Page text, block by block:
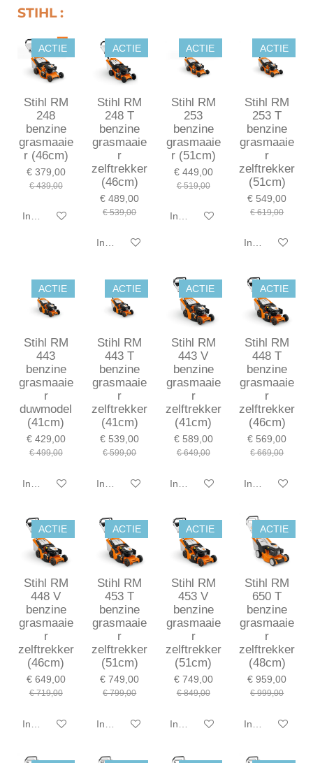
STIHL :
ACTIE
Stihl RM
248
benzine
grasmaaie
r (46cm)
€ 379,00
€ 439,00
In winkelwagen
ACTIE
Stihl RM
248 T
benzine
grasmaaie
r
zelftrekker
(46cm)
€ 489,00
€ 539,00
In winkelwagen
ACTIE
Stihl RM
253
benzine
grasmaaie
r (51cm)
€ 449,00
€ 519,00
In winkelwagen
ACTIE
Stihl RM
253 T
benzine
grasmaaie
r
zelftrekker
(51cm)
€ 549,00
€ 619,00
In winkelwagen
ACTIE
Stihl RM
443
benzine
grasmaaie
r
duwmodel
(41cm)
€ 429,00
€ 499,00
In winkelwagen
ACTIE
Stihl RM
443 T
benzine
grasmaaie
r
zelftrekker
(41cm)
€ 539,00
€ 599,00
In winkelwagen
ACTIE
Stihl RM
443 V
benzine
grasmaaie
r
zelftrekker
(41cm)
€ 589,00
€ 649,00
In winkelwagen
ACTIE
Stihl RM
448 T
benzine
grasmaaie
r
zelftrekker
(46cm)
€ 569,00
€ 669,00
In winkelwagen
ACTIE
Stihl RM
448 V
benzine
grasmaaie
r
zelftrekker
(46cm)
€ 649,00
€ 719,00
In winkelwagen
ACTIE
Stihl RM
453 T
benzine
grasmaaie
r
zelftrekker
(51cm)
€ 749,00
€ 799,00
In winkelwagen
ACTIE
Stihl RM
453 V
benzine
grasmaaie
r
zelftrekker
(51cm)
€ 749,00
€ 849,00
In winkelwagen
ACTIE
Stihl RM
650 T
benzine
grasmaaie
r
zelftrekker
(48cm)
€ 959,00
€ 999,00
In winkelwagen